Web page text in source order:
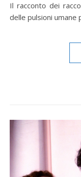
Il racconto dei racconti è un onirico viaggio nelle viscere
delle pulsioni umane